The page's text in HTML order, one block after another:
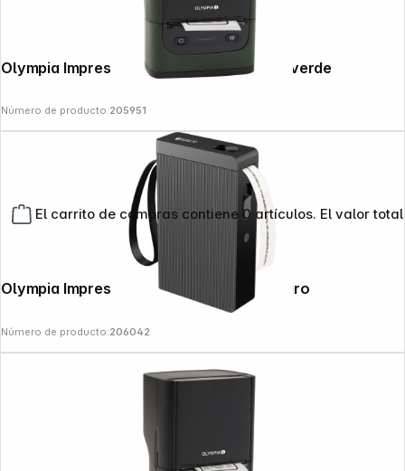
El carrito de compras contiene 0 artículos. El valor
Olympia Impresora de etiquetas PM 220 verde
Número de producto:205951
Olympia Impresora de etiquetas P 22 negro
Número de producto:206042